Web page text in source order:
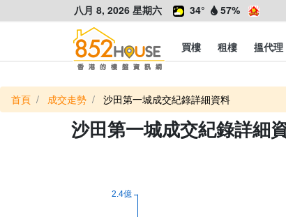
八月 8, 2026 星期六 34° 57%
買樓 租樓 搵代理
首頁 成交走勢 沙田第一城成交紀錄詳細資料
沙田第一城成交紀錄詳細